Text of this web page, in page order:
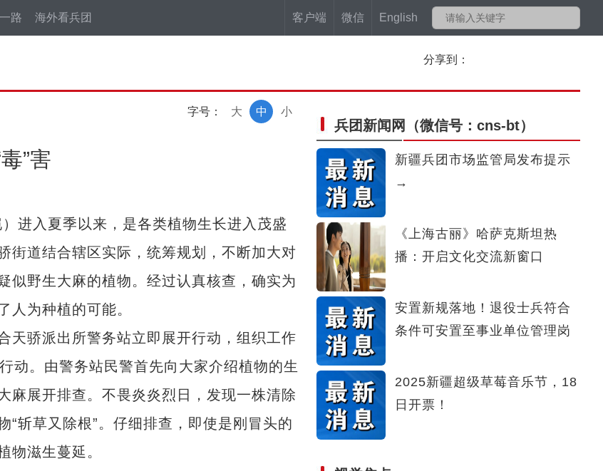
客户端 微信 English
路 海外看兵团
分享到：
字号： 小
中
大
”害
入夏季以来，是各类植物生长进入茂盛
街道结合辖区实际，统筹规划，不断加大对
似野生大麻的植物。经过认真核查，确实为
人为种植的可能。
骄派出所警务站立即展开行动，组织工作
动。由警务站民警首先向大家介绍植物的生
麻展开排查。不畏炎炎烈日，发现一株清除
斩草又除根”。仔细排查，即使是刚冒头的
物滋生蔓延。
兵团新闻网 （微信号：cns-bt）
新疆兵团市场监管局发布提示
→
《上海古丽》哈萨克斯坦热
播：开启文化交流新窗口
安置新规落地！退役士兵符合
条件可安置至事业单位管理岗
2025新疆超级草莓音乐节，18
日开票！
【与你为邻】俄罗斯滑雪小将在新疆感受现代